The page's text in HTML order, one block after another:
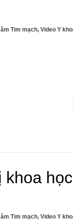
Tim mạch, Video Y
khoa
Tim mạch, Video Y